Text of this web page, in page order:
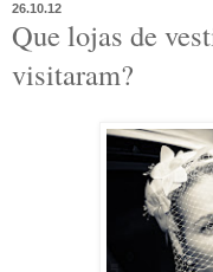
26.10.12
Que lojas de
visitaram?